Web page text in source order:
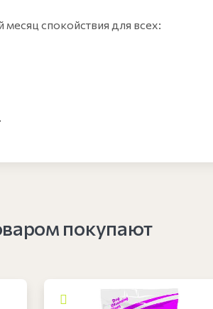
спокойствия для всех:
покупают